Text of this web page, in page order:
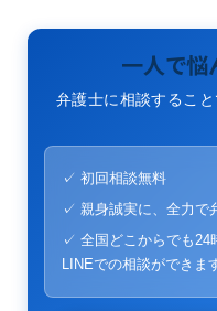
一人で悩
弁護士に相談するこ
✓ 初回相談無料
✓ 親身誠実に、全力で
✓ 全国どこからでも24
LINEでの相談ができま